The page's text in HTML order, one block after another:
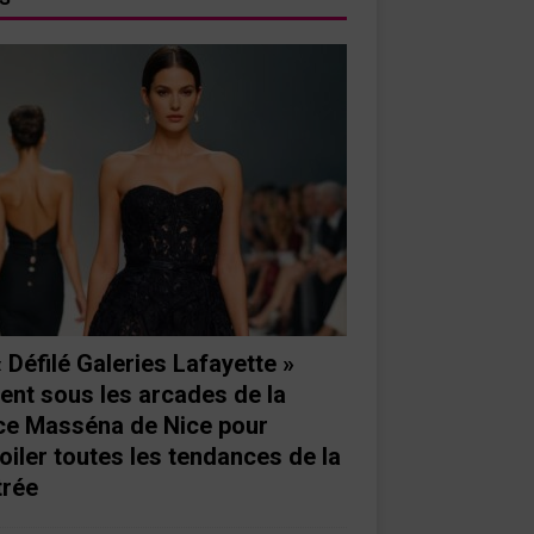
Défilé Galeries Lafayette »
sous les arcades de la
Masséna de Nice pour
toutes les tendances de la